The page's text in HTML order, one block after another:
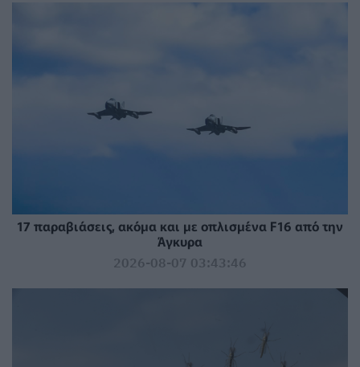
17 παραβιάσεις, ακόμα και με οπλισμένα F16 από την
Άγκυρα
2026-08-07 03:43:46